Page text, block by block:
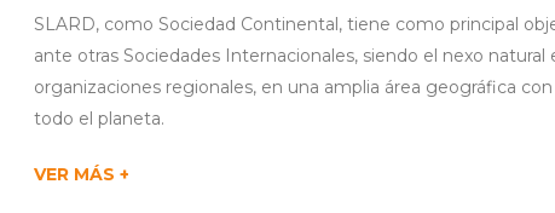
SLARD, como Sociedad Continental, tiene como principal
ante otras Sociedades Internacionales, siendo el nexo natural
organizaciones regionales, en una amplia área geográfica
todo el planeta.
VER MÁS +